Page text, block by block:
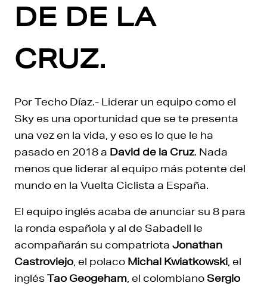
DE DE LA
CRUZ.
Por Techo Díaz.- Liderar un equipo como el
Sky es una oportunidad que se te presenta
una vez en la vida, y eso es lo que le ha
pasado en 2018 a David de la Cruz. Nada
menos que liderar al equipo más potente del
mundo en la Vuelta Ciclista a España.
El equipo inglés acaba de anunciar su 8 para
la ronda española y al de Sabadell le
acompañarán su compatriota Jonathan
Castroviejo , el polaco Michal Kwiatkowski , el
inglésTao Geogeham , el colombianoSergio